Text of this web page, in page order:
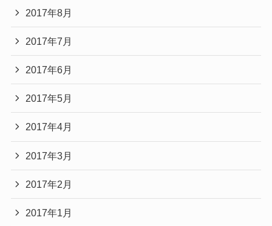
2017年8月
2017年7月
2017年6月
2017年5月
2017年4月
2017年3月
2017年2月
2017年1月